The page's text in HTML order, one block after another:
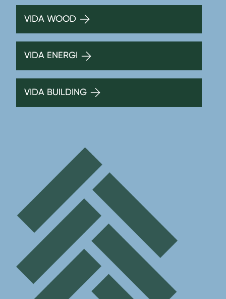
VIDA WOOD
VIDA ENERGI
VIDA BUILDING